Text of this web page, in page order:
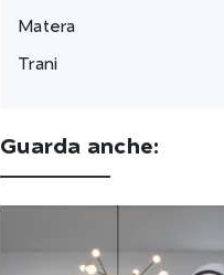
Matera
Trani
Guarda anche: